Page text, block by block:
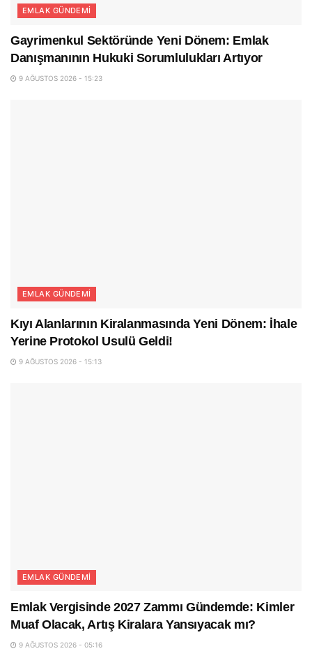
EMLAK GÜNDEMI
Gayrimenkul Sektöründe Yeni Dönem: Emlak
Danışmanının Hukuki Sorumlulukları Artıyor
9 AĞUSTOS 2026 - 15:23
EMLAK GÜNDEMI
Kıyı Alanlarının Kiralanmasında Yeni Dönem: İhale
Yerine Protokol Usulü Geldi!
9 AĞUSTOS 2026 - 15:13
EMLAK GÜNDEMI
Emlak Vergisinde 2027 Zammı Gündemde: Kimler
Muaf Olacak, Artış Kiralara Yansıyacak mı?
9 AĞUSTOS 2026 - 05:16